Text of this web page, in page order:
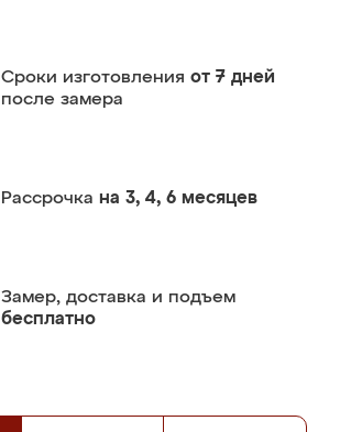
Сроки изготовления от 7 дней
после замера
Рассрочка на 3, 4, 6 месяцев
Замер, доставка и подъем
бесплатно